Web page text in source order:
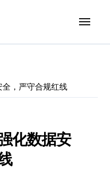
，严守合规红线
化数据安